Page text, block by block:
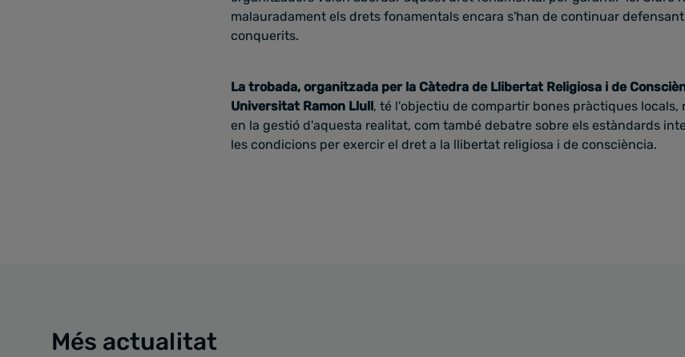
malauradament els drets fonamentals encara s'han de continuar
conquerits.
La trobada, organitzada per la Càtedra de Llibertat Religiosa i de
Universitat Ramon Llull, té l'objectiu de compartir bones pràctiques locals,
en la gestió d'aquesta realitat, com també debatre sobre els estàndards
les condicions per exercir el dret a la llibertat religiosa i de consciència.
Més actualitat